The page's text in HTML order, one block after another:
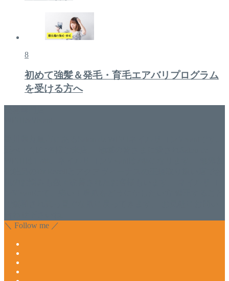
8
初めて強髪＆発毛・育毛エアバリプログラム
を受ける方へ
＼ Follow me ／